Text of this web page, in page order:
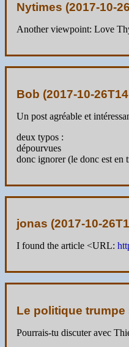
Nytimes (2017-10-
Another viewpoint: Love
Bob (2017-10-
Un post agréable et
deux typos :
dépourvues
donc ignorer (le donc est en
jonas (2017-10-
I found the article <URL:
Le politique trumpe
Pourrais-tu discuter avec